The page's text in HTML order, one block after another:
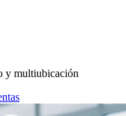
y multiubicación